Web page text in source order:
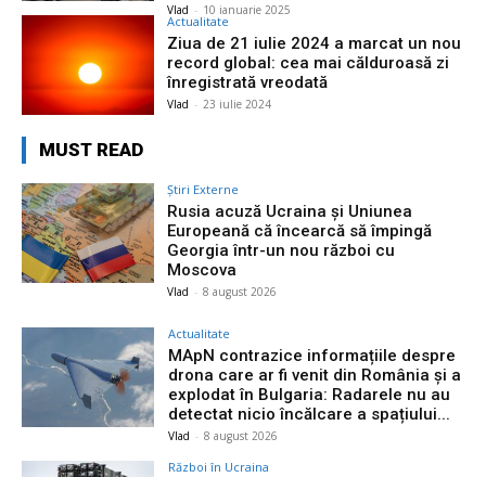
Vlad - 10 ianuarie 2025
Actualitate
Ziua de 21 iulie 2024 a marcat un nou
record global: cea mai călduroasă zi
înregistrată vreodată
Vlad - 23 iulie 2024
MUST READ
Știri Externe
Rusia acuză Ucraina și Uniunea
Europeană că încearcă să împingă
Georgia într-un nou război cu
Moscova
Vlad - 8 august 2026
Actualitate
MApN contrazice informațiile despre
drona care ar fi venit din România și a
explodat în Bulgaria: Radarele nu au
detectat nicio încălcare a spațiului...
Vlad - 8 august 2026
Război în Ucraina